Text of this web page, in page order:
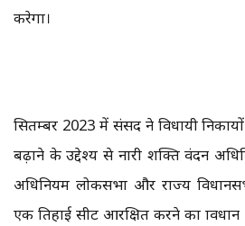
करेगा।
सितम्‍बर 2023 में संसद ने विधायी निकायों
बढ़ाने के उद्देश्‍य से नारी शक्ति वंदन
अधिनियम लोकसभा और राज्‍य
एक तिहाई सीट आरक्षित करने का